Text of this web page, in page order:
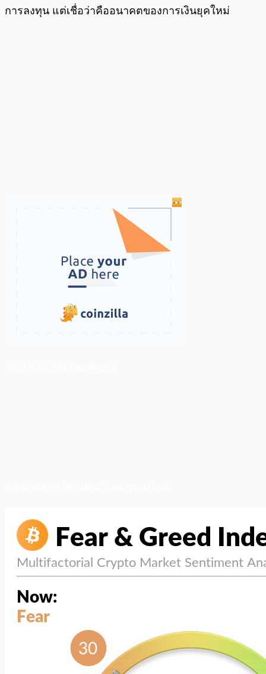
การลงทุน แต่เชื่อว่าคืออนาคตของการเงินยุคใหม่